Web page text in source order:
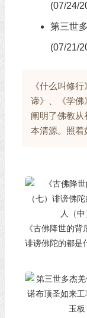
(07/24/
第三世
(07/21/
《什么叫修
谛》、《学佛
阐明了佛教
本清源。照着
《古佛降世的背
诽谤佛陀的都是